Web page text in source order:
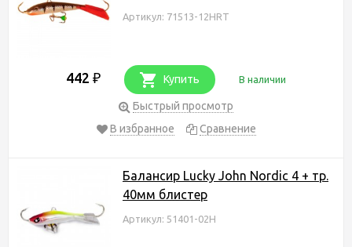
Артикул: 71513-12HRT
442 ₽ Купить В наличии
Быстрый просмотр
В избранное
Сравнение
Балансир Lucky John Nordic 4 + тр.
40мм блистер
Артикул: 51401-02H